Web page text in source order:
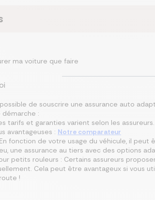
ma voiture que faire
de souscrire une assurance auto
:
tarifs et garanties varient selon les
avantageuses : Notre comparateur
fonction de votre usage du véhicule, il peut
une assurance au tiers avec des options
petits rouleurs : Certains assureurs
Cela peut être avantageux si vous
!